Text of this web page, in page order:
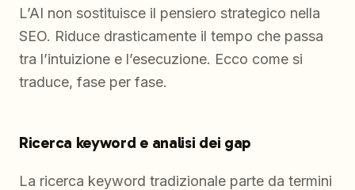
L’AI non sostituisce il pensiero strategico nella
SEO. Riduce drasticamente il tempo che passa
tra l’intuizione e l’esecuzione. Ecco come si
traduce, fase per fase.
Ricerca keyword e analisi dei gap
La ricerca keyword tradizionale parte da termini